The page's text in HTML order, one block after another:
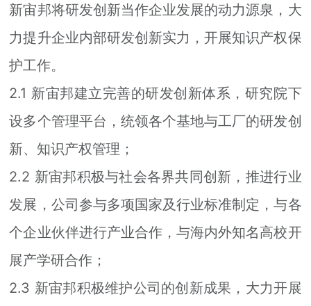
新宙邦将研发创新当作企业发展的动力源泉，大
力提升企业内部研发创新实力，开展知识产权保
护工作。
2.1 新宙邦建立完善的研发创新体系，研究院下
设多个管理平台，统领各个基地与工厂的研发创
新、知识产权管理；
2.2 新宙邦积极与社会各界共同创新，推进行业
发展，公司参与多项国家及行业标准制定，与各
个企业伙伴进行产业合作，与海内外知名高校开
展产学研合作；
2.3 新宙邦积极维护公司的创新成果，大力开展